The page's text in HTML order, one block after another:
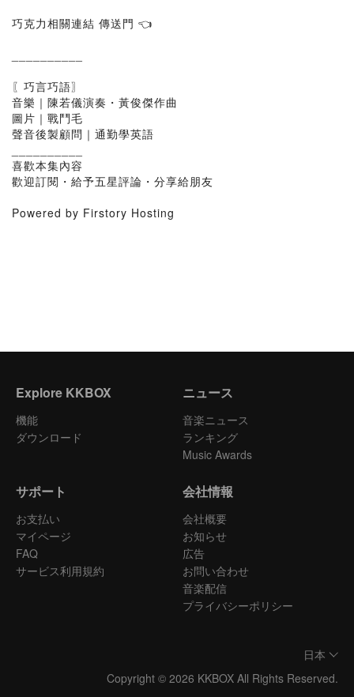
巧克力相關連結 傳送門 👈
〖巧言巧語〗
音樂｜陳若儀演奏・黃俊傑作曲
圖片｜戰鬥毛
聲音後製顧問｜通勤學英語
喜歡本集內容
歡迎訂閱・給予五星評論・分享給朋友
Powered by Firstory Hosting
Explore KKBOX
機能
ダウンロード
ニュース
音楽ニュース
ランキング
Music Awards
サポート
お支払い
マイページ
FAQ
サービス利用規約
会社情報
会社概要
お知らせ
広告
お問い合わせ
音楽配信
プライバシーポリシー
日本
Copyright © 2026 KKBOX All Rights Reserved.